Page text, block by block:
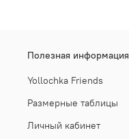
Полезная информация
Yollochka Friends
Размерные таблицы
Личный кабинет